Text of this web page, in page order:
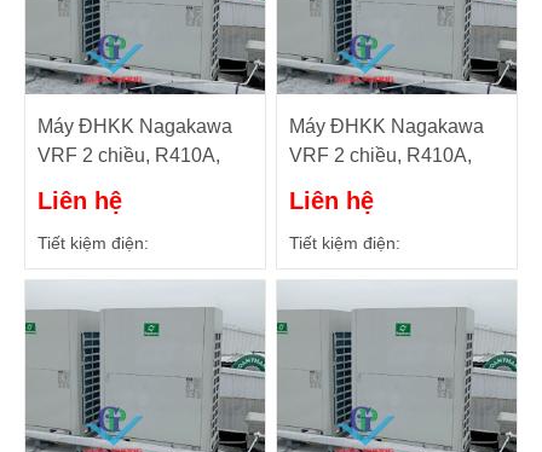
Máy ĐHKK Nagakawa
VRF 2 chiều, R410A,
H1470U01
Liên hệ
Tiết kiệm điện:
Máy ĐHKK Nagakawa
VRF 2 chiều, R410A,
H1415U01
Liên hệ
Tiết kiệm điện: